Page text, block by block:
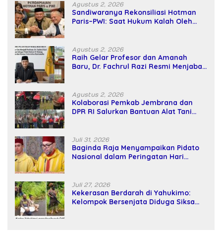
Agustus 2, 2026
Sandiwaranya Rekonsiliasi Hotman
Paris–PWI: Saat Hukum Kalah Oleh
Agustus 2, 2026
Raih Gelar Profesor dan Amanah
Baru, Dr. Fachrul Razi Resmi Menjabat
Agustus 2, 2026
Kolaborasi Pemkab Jembrana dan
DPR RI Salurkan Bantuan Alat Tani
Juli 31, 2026
Baginda Raja Menyampaikan Pidato
Nasional dalam Peringatan Hari
Juli 27, 2026
Kekerasan Berdarah di Yahukimo:
Kelompok Bersenjata Diduga Siksa